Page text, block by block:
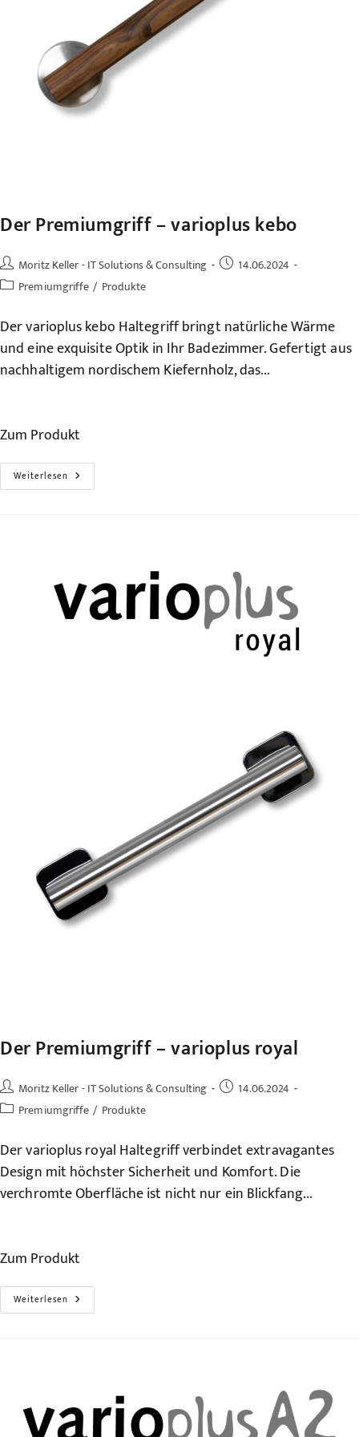
Der Premiumgriff – varioplus kebo
Beitrags-
Autor:
Moritz Keller - IT Solutions & Consulting
Beitrag14.06.2024
Beitrags-Premiumgriffe / Produkte
Der varioplus kebo Haltegriff bringt natürliche Wärme
und eine exquisite Optik in Ihr Badezimmer. Gefertigt aus
nachhaltigem nordischem Kiefernholz, das...
Zum Produkt
Weiterlesen Der
Premiumgriff
Der Premiumgriff – varioplus royal
Beitrags-
Autor:
Moritz Keller - IT Solutions & Consulting
Beitrag14.06.2024
Beitrags-Premiumgriffe / Produkte
Der varioplus royal Haltegriff verbindet extravagantes
Design mit höchster Sicherheit und Komfort. Die
verchromte Oberfläche ist nicht nur ein Blickfang...
Zum Produkt
Weiterlesen Der
Premiumgriff